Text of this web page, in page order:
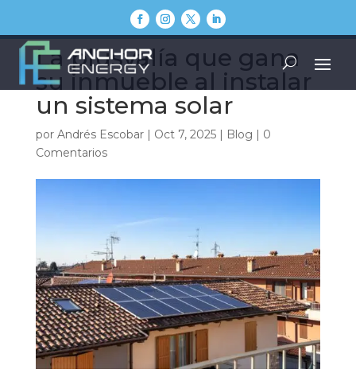
La plusvalía que gana
su inmueble al instalar
un sistema solar
por Andrés Escobar| Oct 7, 2025| Blog | 0
Comentarios